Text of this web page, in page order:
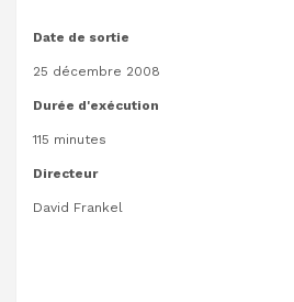
Date de sortie
25 décembre 2008
Durée d'exécution
115 minutes
Directeur
David Frankel